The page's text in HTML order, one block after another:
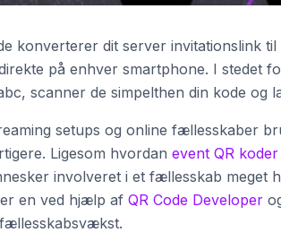
konverterer dit server invitationslink
på enhver smartphone. I stedet
scanner de simpelthen din kode og
setups og online fællesskaber
Ligesom hvordan event QR koder
involveret i et fællesskab meget
en ved hjælp af QR Code Developer